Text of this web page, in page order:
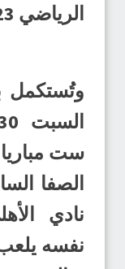
الرياضي 2023-2024م.
وتُستكمل
ست
نادي
نفسه